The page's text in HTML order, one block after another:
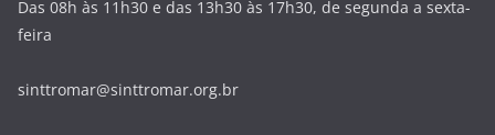
Das 08h às 11h30 e das 13h30 às 17h30, de segunda a sexta-
feira
sinttromar@sinttromar.org.br